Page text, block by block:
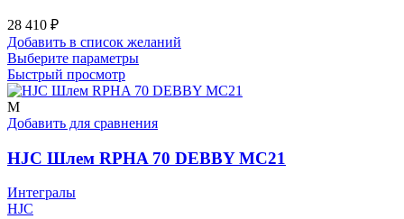
28 410 ₽
Добавить в список желаний
Выберите параметрыЭтот
имеет
вариаций.
можно
выбрать
Быстрый просмотр
M
Добавить для сравнения
HJC Шлем RPHA 70 DEBBY MC21
Интегралы
HJC